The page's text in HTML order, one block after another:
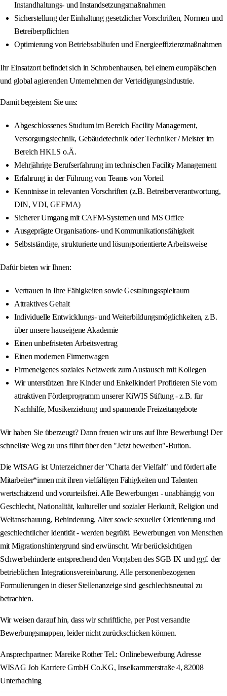
Instandhaltungs- und Instandsetzungsmaßnahmen
Sicherstellung der Einhaltung gesetzlicher Vorschriften, Normen und
Betreiberpflichten
Optimierung von Betriebsabläufen und Energieeffizienzmaßnahmen
Ihr Einsatzort befindet sich in Schrobenhausen, bei einem europäischen
und global agierenden Unternehmen der Verteidigungsindustrie.
Damit begeistern Sie uns:
Abgeschlossenes Studium im Bereich Facility Management,
Versorgungstechnik, Gebäudetechnik oder Techniker / Meister im
Bereich HKLS o.Ä.
Mehrjährige Berufserfahrung im technischen Facility Management
Erfahrung in der Führung von Teams von Vorteil
Kenntnisse in relevanten Vorschriften (z.B. Betreiberverantwortung,
DIN, VDI, GEFMA)
Sicherer Umgang mit CAFM-Systemen und MS Office
Ausgeprägte Organisations- und Kommunikationsfähigkeit
Selbstständige, strukturierte und lösungsorientierte Arbeitsweise
Dafür bieten wir Ihnen:
Vertrauen in Ihre Fähigkeiten sowie Gestaltungsspielraum
Attraktives Gehalt
Individuelle Entwicklungs- und Weiterbildungsmöglichkeiten, z.B.
über unsere hauseigene Akademie
Einen unbefristeten Arbeitsvertrag
Einen modernen Firmenwagen
Firmeneigenes soziales Netzwerk zum Austausch mit Kollegen
Wir unterstützen Ihre Kinder und Enkelkinder! Profitieren Sie vom
attraktiven Förderprogramm unserer KiWIS Stiftung - z.B. für
Nachhilfe, Musikerziehung und spannende Freizeitangebote
Wir haben Sie überzeugt? Dann freuen wir uns auf Ihre Bewerbung! Der
schnellste Weg zu uns führt über den "Jetzt bewerben"-Button.
Die WISAG ist Unterzeichner der "Charta der Vielfalt" und fördert alle
Mitarbeiter*innen mit ihren vielfältigen Fähigkeiten und Talenten
wertschätzend und vorurteilsfrei. Alle Bewerbungen - unabhängig von
Geschlecht, Nationalität, kultureller und sozialer Herkunft, Religion und
Weltanschauung, Behinderung, Alter sowie sexueller Orientierung und
geschlechtlicher Identität - werden begrüßt. Bewerbungen von Menschen
mit Migrationshintergrund sind erwünscht. Wir berücksichtigen
Schwerbehinderte entsprechend den Vorgaben des SGB IX und ggf. der
betrieblichen Integrationsvereinbarung. Alle personenbezogenen
Formulierungen in dieser Stellenanzeige sind geschlechtsneutral zu
betrachten.
Wir weisen darauf hin, dass wir schriftliche, per Post versandte
Bewerbungsmappen, leider nicht zurückschicken können.
Ansprechpartner: Mareike Rother Tel.: Onlinebewerbung Adresse
WISAG Job Karriere GmbH Co.KG, Inselkammerstraße 4, 82008
Unterhaching